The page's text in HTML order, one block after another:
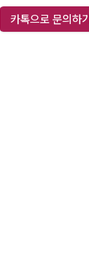
카톡으로 문의하기